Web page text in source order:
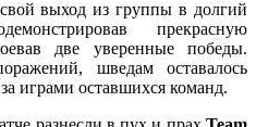
выход из группы в долгий
прекрасную
две уверенные победы.
шведам оставалось
играми оставшихся команд.